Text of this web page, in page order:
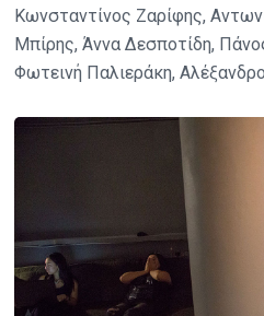
Κωνσταντίνος Ζαρίφης,
Μπίρης, Άννα Δεσποτίδη,
Φωτεινή Παλιεράκη,